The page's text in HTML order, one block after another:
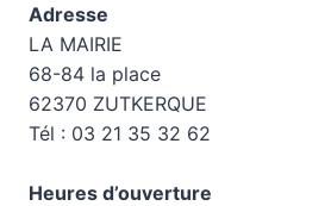
Adresse
LA MAIRIE
68-84 la place
62370 ZUTKERQUE
Tél : 03 21 35 32 62
Heures d’ouverture